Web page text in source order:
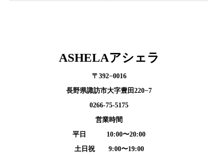
ASHELAアシェラ
〒392−0016
長野県諏訪市大字豊田220−7
0266-75-5175
営業時間
平日 10:00〜20:00
土日祝 9:00〜19:00